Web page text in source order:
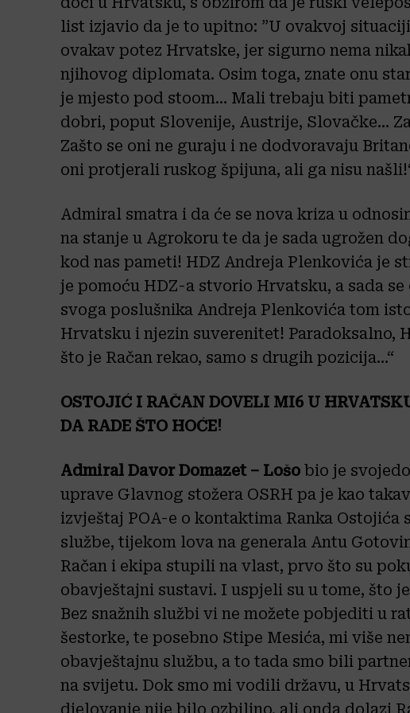
list izjavio da je to upitno: ”U ovakvoj
ovakav potez Hrvatske, jer sigurno nema
njihovog diplomata. Osim toga, znate onu
je mjesto pod stoom… Mali trebaju biti
dobri, poput Slovenije, Austrije, Slovačke…
Zašto se oni ne guraju i ne dodvoravaju
oni protjerali ruskog špijuna, ali ga nisu
Admiral smatra i da će se nova kriza u
na stanje u Agrokoru te da je sada ugrožen
kod nas pameti! HDZ Andreja Plenkovića je
je pomoću HDZ-a stvorio Hrvatsku, a sada
svoga poslušnika Andreja Plenkovića tom
Hrvatsku i njezin suverenitet! Paradoksalno,
što je Račan rekao, samo s drugih pozicija…“
OSTOJIĆ I RAČAN DOVELI MI6 U
DA RADE ŠTO HOĆE!
Admiral Davor Domazet – Lošo bio je
uprave Glavnog stožera OSRH pa je kao
izvještaj POA-e o kontaktima Ranka Ostojića
službe, tijekom lova na generala Antu
Račan i ekipa stupili na vlast, prvo što su
obavještajni sustavi. I uspjeli su u tome, što
Bez snažnih službi vi ne možete pobjediti u
šestorke, te posebno Stipe Mesića, mi više
obavještajnu službu, a to tada smo bili
na svijetu. Dok smo mi vodili državu, u